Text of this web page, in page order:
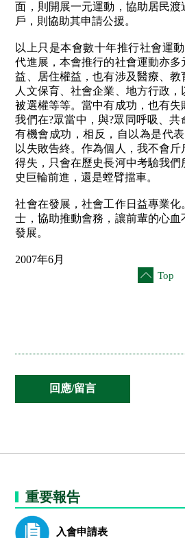
面，則開展一元運動，協助居民渡
戶，則協助其申請公援。
以上只是本會數十年推行社會運
代進展，本會推行的社會運動亦
益、居住權益，也有涉及醫療、教
人文保育、社會企業、地方行政，
被選權等等。當中有成功，也有
我們在?眾當中，與?眾同呼吸、
有機會成功，相反，自以為是代
以失敗告終。作為個人，我不會
得失，只會在歷史長河中考驗我們
史巨輪前進，還是螳臂擋車。
社會在發展，社會工作日益專業化
士，協助推動會務，讓前輩的心血
發展。
2007年6月
Top
重要報告
入會申請表